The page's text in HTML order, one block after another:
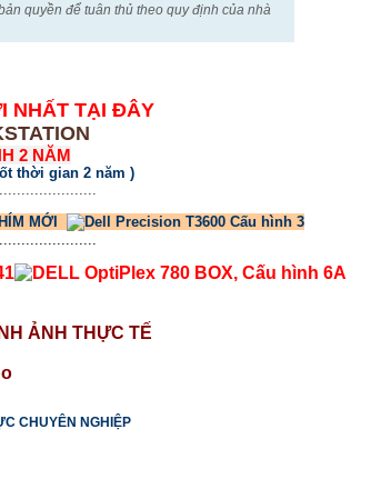
quyền để tuân thủ theo quy định của nhà
NHẤT TẠI ĐÂY
2 NĂM
thời gian 2 năm )
MỚI
ẢNH THỰC TẾ
CHUYÊN NGHIỆP